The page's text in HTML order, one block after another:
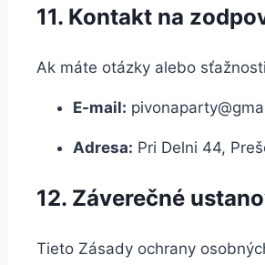
11. Kontakt na
Ak máte otázky alebo
E-mail:
Adresa: Pri Delni 44,
12. Záverečné
Tieto Zásady ochrany